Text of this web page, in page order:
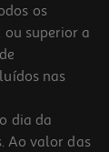
os
superior a
nas
dia da
Ao valor das